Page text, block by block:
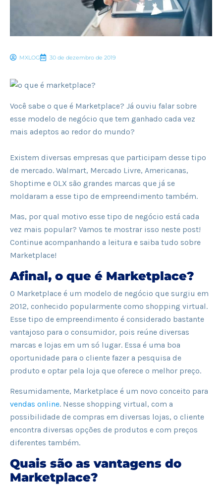
MXLOG 30 de dezembro de 2019
Você sabe o que é Marketplace? Já ouviu falar sobre
esse modelo de negócio que tem ganhado cada vez
mais adeptos ao redor do mundo?
Existem diversas empresas que participam desse tipo
de mercado. Walmart, Mercado Livre, Americanas,
Shoptime e OLX são grandes marcas que já se
moldaram a esse tipo de empreendimento também.
Mas, por qual motivo esse tipo de negócio está cada
vez mais popular? Vamos te mostrar isso neste post!
Continue acompanhando a leitura e saiba tudo sobre
Marketplace!
Afinal, o que é Marketplace?
O Marketplace é um modelo de negócio que surgiu em
2012, conhecido popularmente como shopping virtual.
Esse tipo de empreendimento é considerado bastante
vantajoso para o consumidor, pois reúne diversas
marcas e lojas em um só lugar. Essa é uma boa
oportunidade para o cliente fazer a pesquisa de
produto e optar pela loja que oferece o melhor preço.
Resumidamente, Marketplace é um novo conceito para
vendas online. Nesse shopping virtual, com a
possibilidade de compras em diversas lojas, o cliente
encontra diversas opções de produtos e com preços
diferentes também.
Quais são as vantagens do
Marketplace?